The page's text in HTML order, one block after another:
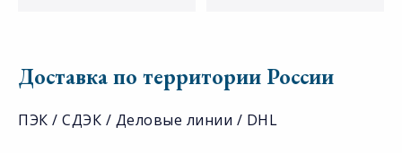
Доставка по территории России
ПЭК / СДЭК / Деловые линии / DHL